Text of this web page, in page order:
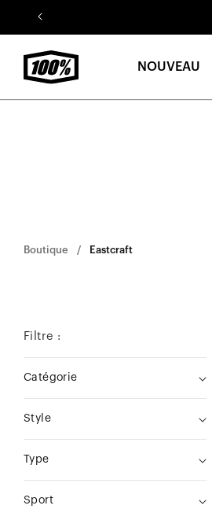
Aller au
contenu
NOUVEAU
Boutique Eastcraft
Filtre :
Catégorie
Style
Type
Sport